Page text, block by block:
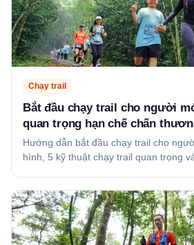
Chạy trail
Bắt đầu chạy trail cho người
quan trọng hạn chế chấn
Hướng dẫn bắt đầu chạy trail cho
hình, 5 kỹ thuật chạy trail quan trọng